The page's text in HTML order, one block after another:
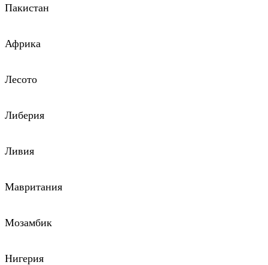
Пакистан
Африка
Лесото
Либерия
Ливия
Мавритания
Мозамбик
Нигерия